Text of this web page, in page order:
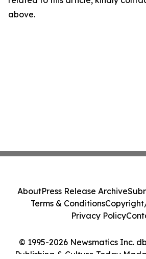
above.
© 1995-2026 Newsmatics Inc.
Publishing & Culture Today
AboutPress Release Archive
Terms & Conditions
Privacy Policy